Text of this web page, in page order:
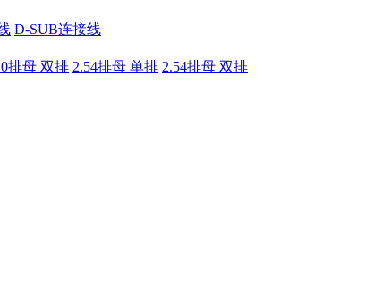
D-SUB连接线
排母 双排 2.54排母 单排 2.54排母 双排